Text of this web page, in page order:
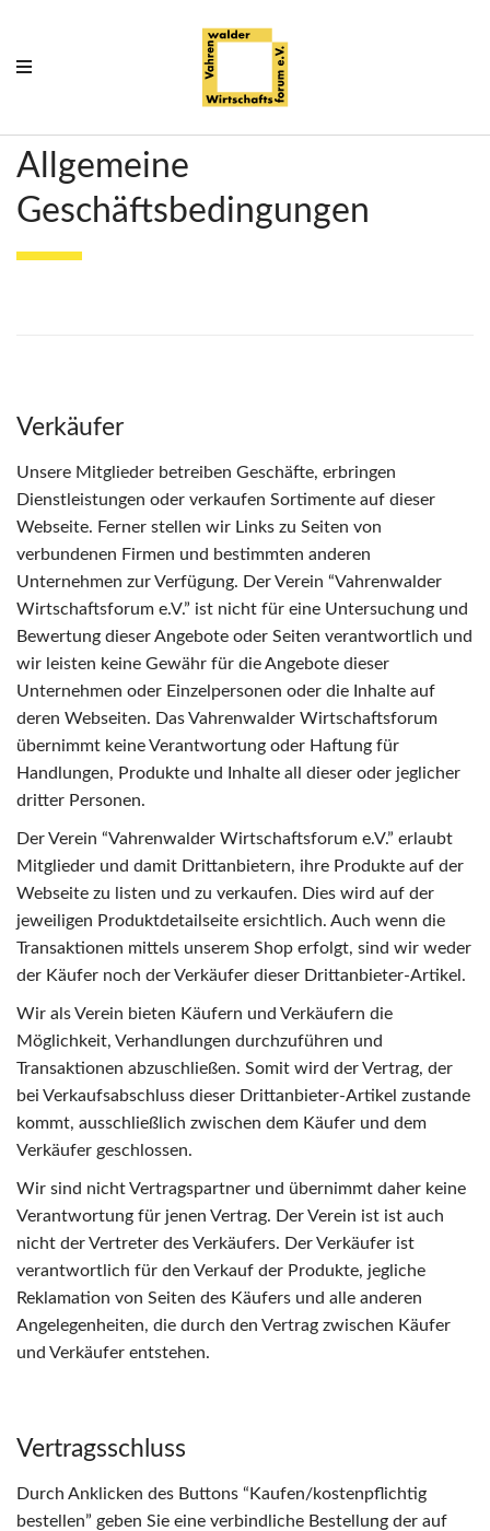
Allgemeine
Geschäftsbedingungen
Verkäufer
Unsere Mitglieder betreiben Geschäfte, erbringen
Dienstleistungen oder verkaufen Sortimente auf dieser
Webseite. Ferner stellen wir Links zu Seiten von
verbundenen Firmen und bestimmten anderen
Unternehmen zur Verfügung. Der Verein “Vahrenwalder
Wirtschaftsforum e.V.” ist nicht für eine Untersuchung und
Bewertung dieser Angebote oder Seiten verantwortlich und
wir leisten keine Gewähr für die Angebote dieser
Unternehmen oder Einzelpersonen oder die Inhalte auf
deren Webseiten. Das Vahrenwalder Wirtschaftsforum
übernimmt keine Verantwortung oder Haftung für
Handlungen, Produkte und Inhalte all dieser oder jeglicher
dritter Personen.
Der Verein “Vahrenwalder Wirtschaftsforum e.V.” erlaubt
Mitglieder und damit Drittanbietern, ihre Produkte auf der
Webseite zu listen und zu verkaufen. Dies wird auf der
jeweiligen Produktdetailseite ersichtlich. Auch wenn die
Transaktionen mittels unserem Shop erfolgt, sind wir weder
der Käufer noch der Verkäufer dieser Drittanbieter-Artikel.
Wir als Verein bieten Käufern und Verkäufern die
Möglichkeit, Verhandlungen durchzuführen und
Transaktionen abzuschließen. Somit wird der Vertrag, der
bei Verkaufsabschluss dieser Drittanbieter-Artikel zustande
kommt, ausschließlich zwischen dem Käufer und dem
Verkäufer geschlossen.
Wir sind nicht Vertragspartner und übernimmt daher keine
Verantwortung für jenen Vertrag. Der Verein ist ist auch
nicht der Vertreter des Verkäufers. Der Verkäufer ist
verantwortlich für den Verkauf der Produkte, jegliche
Reklamation von Seiten des Käufers und alle anderen
Angelegenheiten, die durch den Vertrag zwischen Käufer
und Verkäufer entstehen.
Vertragsschluss
Durch Anklicken des Buttons “Kaufen/kostenpflichtig
bestellen” geben Sie eine verbindliche Bestellung der auf